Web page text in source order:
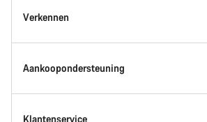
Inside Canyon
Innovatie bij Canyon
Canyon Factory Racing
Verkennen
Evenementen
Zoek Canyon locaties
Aankoopondersteuning
Vind jouw fiets
Klantenservice